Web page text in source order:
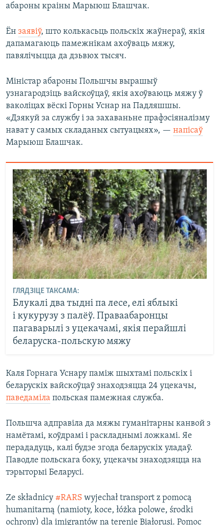
абароны краіны Марыюш Блашчак.
Ён заявіў, што колькасьць польскіх жаўнераў, якія
дапамагаюць памежнікам ахоўваць мяжу,
павялічыцца да дзьвюх тысяч.
Міністар абароны Польшчы вырашыў
узнагародзіць вайскоўцаў, якія ахоўваюць мяжу ў
ваколіцах вёскі Горны Уснар на Падляшшы.
«Дзякуй за службу і за захаваньне прафэсіяналізму
нават у самых складаных сытуацыях», — напісаў
Марыюш Блашчак.
ГЛЯДЗІЦЕ ТАКСАМА:
Блукалі два тыдні па лесе, елі яблыкі
і кукурузу з палёў. Праваабаронцы
пагаварылі з уцекачамі, якія перайшлі
беларуска-польскую мяжу
Каля Горнага Уснару паміж шыхтамі польскіх і
беларускіх вайскоўцаў знаходзяцца 24 уцекачы,
паведаміла польская памежная служба.
Польшча адправіла да мяжы гуманітарны канвой з
намётамі, коўдрамі і раскладнымі ложкамі. Яе
перададуць, калі будзе згода беларускіх уладаў.
Паводле польскага боку, уцекачы знаходзяцца на
тэрыторыі Беларусі.
Ze składnicy #RARS wyjechał transport z pomocą
humanitarną (namioty, koce, łóżka polowe, środki
ochrony) dla imigrantów na terenie Białorusi. Pomoc